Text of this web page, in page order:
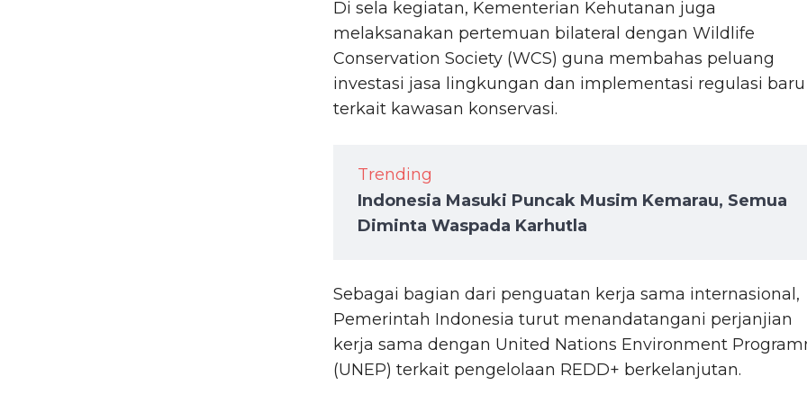
Di sela kegiatan, Kementerian Kehutanan juga
melaksanakan pertemuan bilateral dengan Wildlife
Conservation Society (WCS) guna membahas peluang
investasi jasa lingkungan dan implementasi regulasi baru
terkait kawasan konservasi.
Trending
Indonesia Masuki Puncak Musim Kemarau, Semua
Diminta Waspada Karhutla
Sebagai bagian dari penguatan kerja sama internasional,
Pemerintah Indonesia turut menandatangani perjanjian
kerja sama dengan United Nations Environment
(UNEP) terkait pengelolaan REDD+ berkelanjutan.